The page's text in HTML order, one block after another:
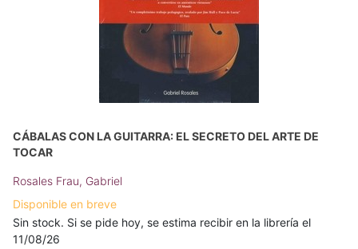
CÁBALAS CON LA GUITARRA: EL SECRETO DEL ARTE DE
TOCAR
Rosales Frau, Gabriel
Disponible en breve
Sin stock. Si se pide hoy, se estima recibir en la librería el
11/08/26